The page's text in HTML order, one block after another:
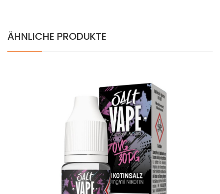
ÄHNLICHE PRODUKTE